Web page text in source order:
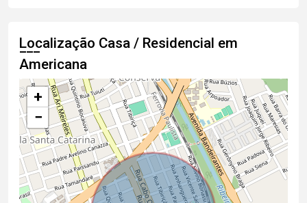
Localização Casa / Residencial em
Americana
+
−